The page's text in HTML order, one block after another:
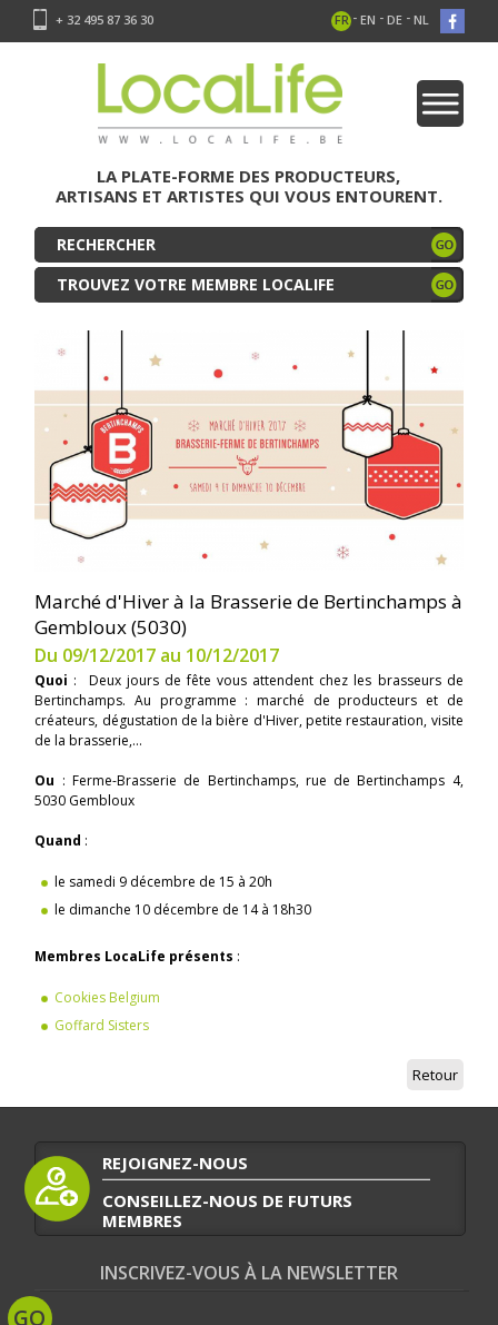
+ 32 495 87 36 30 FR - EN - DE - NL
LA PLATE-FORME DES PRODUCTEURS,
ARTISANS ET ARTISTES QUI VOUS ENTOURENT.
TROUVEZ VOTRE MEMBRE LOCALIFE
Marché d'Hiver à la Brasserie de Bertinchamps à
Gembloux (5030)
Du 09/12/2017 au 10/12/2017
Quoi : Deux jours de fête vous attendent chez les brasseurs de
Bertinchamps. Au programme : marché de producteurs et de
créateurs, dégustation de la bière d'Hiver, petite restauration, visite
de la brasserie,...
Ou : Ferme-Brasserie de Bertinchamps, rue de Bertinchamps 4,
5030 Gembloux
Quand :
le samedi 9 décembre de 15 à 20h
le dimanche 10 décembre de 14 à 18h30
Membres LocaLife présents :
Cookies Belgium
Goffard Sisters
Retour
REJOIGNEZ-NOUS
CONSEILLEZ-NOUS DE FUTURS
MEMBRES
INSCRIVEZ-VOUS À LA NEWSLETTER